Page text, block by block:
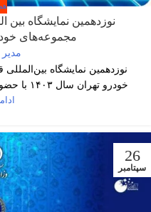
نوزدهمین نمایشگاه بین
مجموعه‌های
نوزدهمین نمایشگاه
خودرو تهران سال ۱۴۰۳ با حضور شرکت میلان کالا پلاست به کار...
26
سپتامبر